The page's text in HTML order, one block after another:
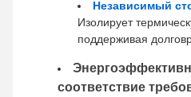
Независимый
Изолирует
поддерживая
соответствие